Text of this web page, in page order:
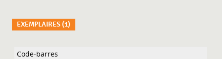
EXEMPLAIRES (1)
Liste des exemplaires